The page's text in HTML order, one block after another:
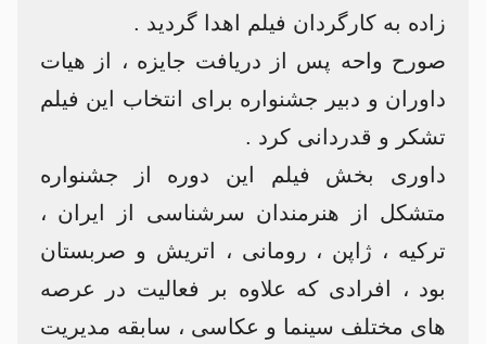
زاده به کارگردان فیلم اهدا گردید .
صورح واحه پس از دریافت جایزه ، از هیات
داوران و دبیر جشنواره برای انتخاب این فیلم
تشکر و قدردانی کرد .
داوری بخش فیلم این دوره از جشنواره
متشکل از هنرمندان سرشناسی از ایران ،
ترکیه ، ژاپن ، رومانی ، اتریش و صربستان
بود ، افرادی که علاوه بر فعالیت در عرصه
های مختلف سینما و عکاسی ، سابقه مدیریت